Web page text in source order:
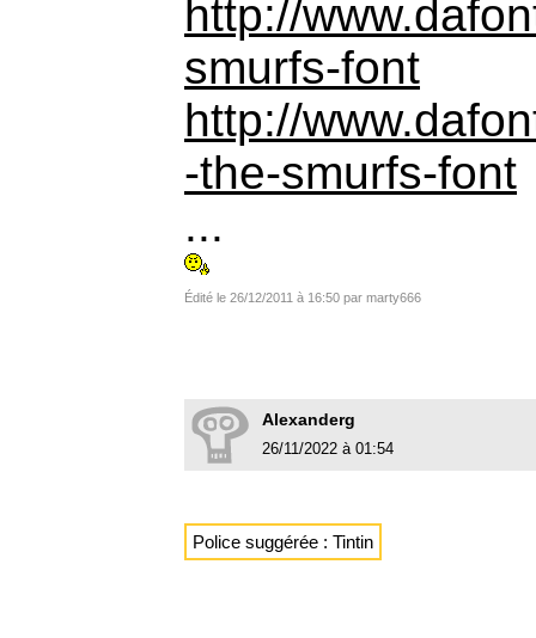
http://
smurfs-font
http://
-the-smurfs-font
...
Édité le 26/12/2011 à 16:50 par marty666
Alexanderg
26/11/2022 à 01:54
Police suggérée : Tintin